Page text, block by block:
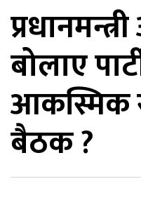
बोलाए
आकस्मिक
बैठक ?